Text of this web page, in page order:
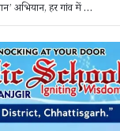
मुख्यमंत्री विष्णुदेव साय ने शुरू किया ‘मेरी बेटी–मेरा अभिमान’ अभियान, हर गांव में मुक्तिधाम और हर स्कूल में बालिका शौचालय